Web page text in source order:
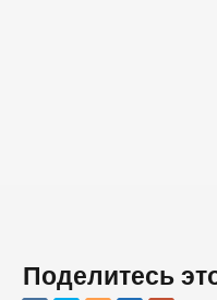
Поделитесь